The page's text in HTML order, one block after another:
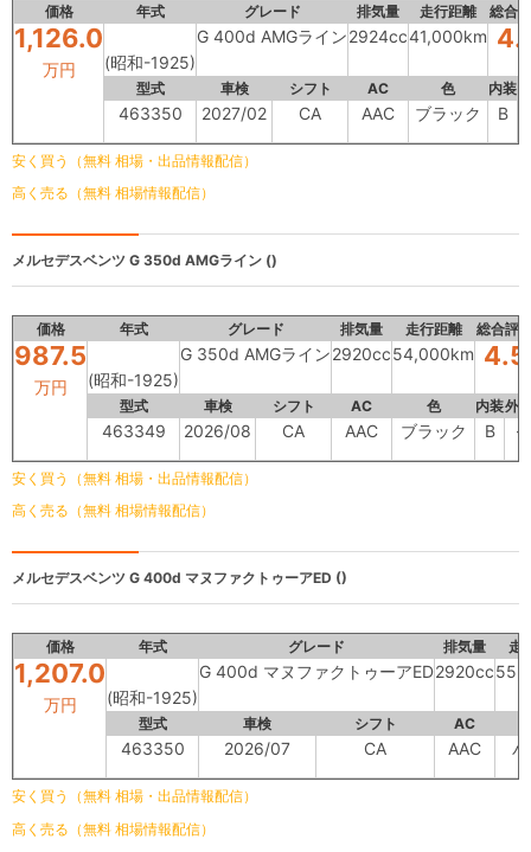
価格 年式 グレード 排気量 走行距離 総合
1,126.0
万円 (昭和-1925)
G 400d AMGライン2924cc41,000km
型式 車検 シフト AC 色 内装
463350 2027/02 CA AAC ブラック B
安く買う（無料 相場・出品情報配信）
高く売る（無料 相場情報配信）
メルセデスベンツ G 350d AMGライン ()
価格 年式 グレード 排気量 走行距離 総合評
987.5
万円 (昭和-1925)
G 350d AMGライン2920cc54,000km 4.5
型式 車検 シフト AC 色 内装外
463349 2026/08 CA AAC ブラック B -
安く買う（無料 相場・出品情報配信）
高く売る（無料 相場情報配信）
メルセデスベンツ G 400d マヌファクトゥーアED ()
価格 年式 グレード 排気量 走
1,207.0
万円 (昭和-1925)
G 400d マヌファクトゥーアED2920cc
型式 車検 シフト AC
463350 2026/07 CA AAC
安く買う（無料 相場・出品情報配信）
高く売る（無料 相場情報配信）